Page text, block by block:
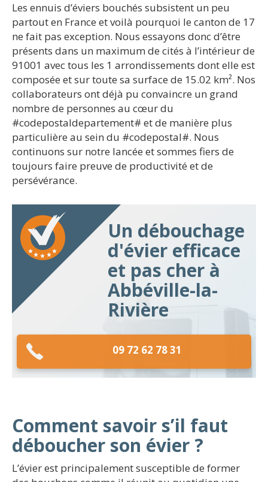
Les ennuis d’éviers bouchés subsistent un peu
partout en France et voilà pourquoi le canton de 17
ne fait pas exception. Nous essayons donc d’être
présents dans un maximum de cités à l’intérieur de
91001 avec tous les 1 arrondissements dont elle est
composée et sur toute sa surface de 15.02 km². Nos
collaborateurs ont déjà pu convaincre un grand
nombre de personnes au cœur du
#codepostaldepartement# et de manière plus
particulière au sein du #codepostal#. Nous
continuons sur notre lancée et sommes fiers de
toujours faire preuve de productivité et de
persévérance.
Un débouchage
d'évier efficace
et pas cher à
Abbéville-la-
Rivière
09 72 62 78 31
Comment savoir s’il faut
déboucher son évier ?
L’évier est principalement susceptible de former